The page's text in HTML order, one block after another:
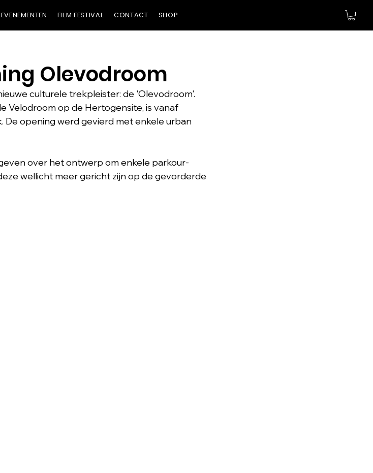
EVENEMENTEN FILM FESTIVAL CONTACT SHOP
Olevodroom
culturele trekpleister: de 'Olevodroom'.
Velodroom op de Hertogensite, is vanaf
De opening werd gevierd met enkele urban
over het ontwerp om enkele parkour-
wellicht meer gericht zijn op de gevorderde